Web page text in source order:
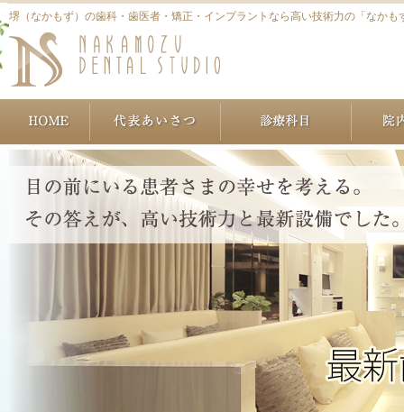
堺（なかもず）の歯科・歯医者・矯正・インプラントなら高い技術力の「なかも